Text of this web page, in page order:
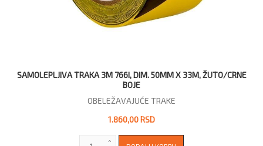
SAMOLEPLJIVA TRAKA 3M 766I, DIM. 50MM X 33M, ŽUTO/CRNE
BOJE
OBELEŽAVAJUĆE TRAKE
1.860,00 RSD